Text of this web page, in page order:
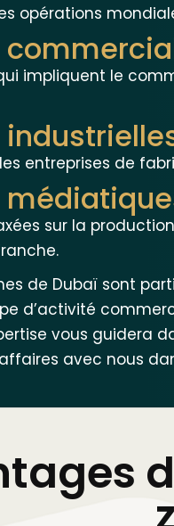
opérations
impliquent le
entreprises de
sur la
de Dubaï sont
d’activité
vous guidera
avec nous